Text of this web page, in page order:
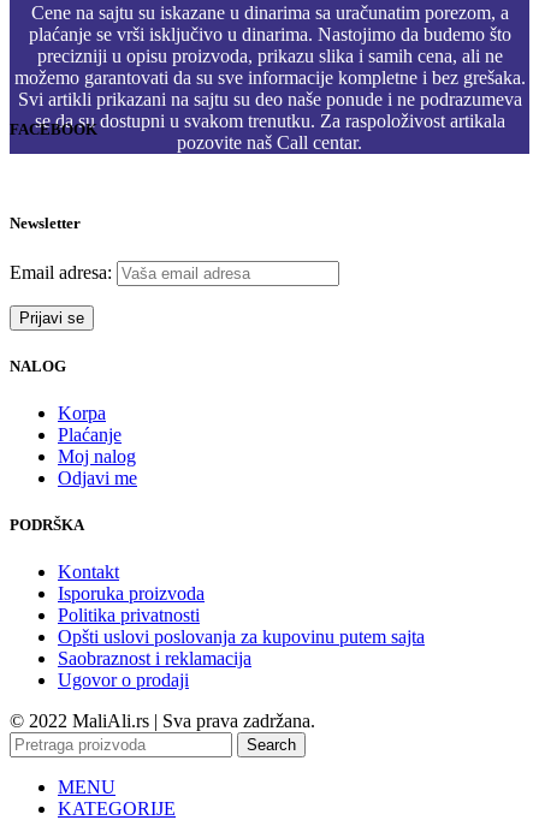
Cene na sajtu su iskazane u dinarima sa uračunatim porezom, a
plaćanje se vrši isključivo u dinarima. Nastojimo da budemo što
precizniji u opisu proizvoda, prikazu slika i samih cena, ali ne
možemo garantovati da su sve informacije kompletne i bez grešaka.
Svi artikli prikazani na sajtu su deo naše ponude i ne podrazumeva
se da su dostupni u svakom trenutku. Za raspoloživost artikala
pozovite naš Call centar.
FACEBOOK
Newsletter
Email adresa:
NALOG
Korpa
Plaćanje
Moj nalog
Odjavi me
PODRŠKA
Kontakt
Isporuka proizvoda
Politika privatnosti
Opšti uslovi poslovanja za kupovinu putem sajta
Saobraznost i reklamacija
Ugovor o prodaji
© 2022 MaliAli.rs | Sva prava zadržana.
Search
MENU
KATEGORIJE